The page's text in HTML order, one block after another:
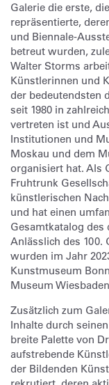
Galerie die erste,
repräsentierte,
und Biennale-
betreut wurden,
Walter Storms
Künstlerinnen und
der bedeutendsten
seit 1980 in
vertreten ist und
Institutionen und
Moskau und dem
organisiert hat. Als
Fruhtrunk
künstlerischen
und hat einen
Gesamtkatalog
Anlässlich des 100.
wurden im Jahr
Kunstmuseum
Museum
Zusätzlich zum
Inhalte durch
breite Palette von
aufstrebende
der Bildenden